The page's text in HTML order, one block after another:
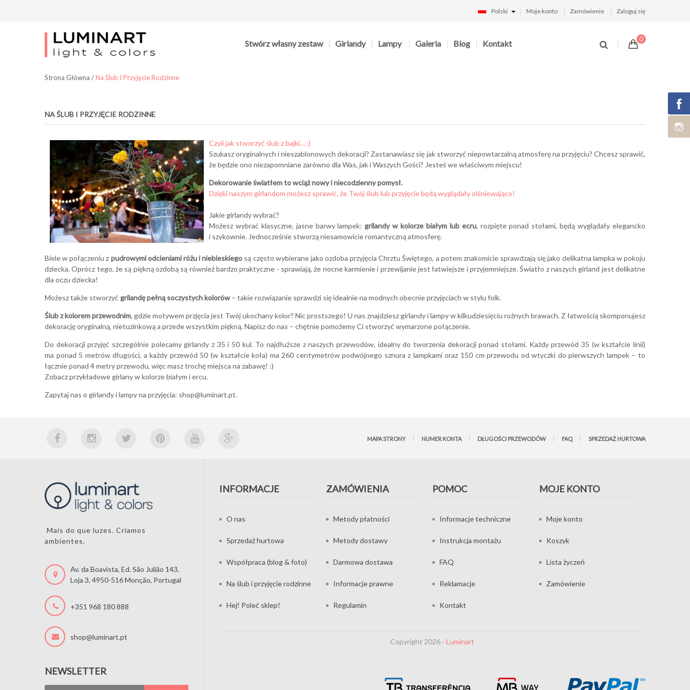
Moje konto Zamówienie Zaloguj się
Polski
0
Stwórz własny zestaw Girlandy Lampy Galeria Blog Kontakt
Strona Główna /Na Ślub I Przyjęcie Rodzinne
NA ŚLUB I PRZYJĘCIE RODZINNE
Czyli jak stworzyć ślub z bajki… :)
Szukasz oryginalnych i nieszablonowych dekoracji? Zastanawiasz się jak stworzyć niepowtarzalną atmosferę na przyjęciu? Chcesz sprawić,
że będzie ono niezapomniane zarówno dla Was, jak i Waszych Gości? Jesteś we właściwym miejscu!
Dekorowanie światłem to wciąż nowy i niecodzienny pomysł.
Dzięki naszym girlandom możesz sprawić, że Twój ślub lub przyjęcie będą wyglądały olśniewająco!
Jakie girlandy wybrać?
Możesz wybrać klasyczne, jasne barwy lampek:grilandy w kolorze białym lub ecru, rozpięte ponad stołami, będą wyglądały elegancko
i szykownie. Jednocześnie stworzą niesamowicie romantyczną atmosferę.
Biele w połączeniu z pudrowymi odcieniami różu i niebieskiego są często wybierane jako ozdoba przyjęcia Chrztu Świętego, a potem znakomicie sprawdzają się jako delikatna lampka w pokoju
dziecka. Oprócz tego, że są piękną ozdobą są również bardzo praktyczne - sprawiają, że nocne karmienie i przewijanie jest łatwiejsze i przyjemniejsze. Światło z naszych girland jest delikatne
dla oczu dziecka!
Możesz także stworzyć grilandę pełną soczystych kolorów – takie rozwiązanie sprawdzi się idealnie na modnych obecnie przyjęciach w stylu folk.
Ślub z kolorem przewodnim, gdzie motywem przjęcia jest Twój ukochany kolor? Nic prostszego! U nas znajdziesz girlandy i lampy w kilkudziesięciu rożnych brawach. Z łatwością skomponujesz
dekorację oryginalną, nietuzinkową a przede wszystkim piękną. Napisz do nas – chętnie pomożemy Ci stworzyć wymarzone połączenie.
Do dekoracji przyjęć szczególnie polecamy girlandy z 35 i 50 kul. To najdłuższe z naszych przewodów, idealny do tworzenia dekoracji ponad stołami. Każdy przewód 35 (w kształcie linii)
ma ponad 5 metrów długości, a każdy przewód 50 (w kształcie koła) ma 260 centymetrów podwójnego sznura z lampkami oraz 150 cm przewodu od wtyczki do pierwszych lampek – to
łącznie ponad 4 metry przewodu, więc masz trochę miejsca na zabawę! :)
Zobacz przykładowe girlany w kolorzebiałym iercu.
Zapytaj nas o girlandy i lampy na przyjęcia: shop@luminart.pt.
MAPA STRONY NUMER KONTA DŁUGOŚCI PRZEWODÓW FAQ SPRZEDAŻ HURTOWA
Mais do que luzes. Criamos
ambientes.
Av. da Boavista, Ed. São Julião 143,
Loja 3, 4950-516 Monção, Portugal
+351 968 180 888
shop@luminart.pt
NEWSLETTER
INFORMACJE
O nas
Sprzedaż hurtowa
Współpraca (blog & foto)
Na ślub i przyjęcie rodzinne
Hej! Poleć sklep!
ZAMÓWIENIA
Metody płatności
Metody dostawy
Darmowa dostawa
Informacje prawne
Regulamin
POMOC
Informacje techniczne
Instrukcja montażu
FAQ
Reklamacje
Kontakt
MOJE KONTO
Moje konto
Koszyk
Lista życzeń
Zamówienie
Copyright 2026 - Luminart